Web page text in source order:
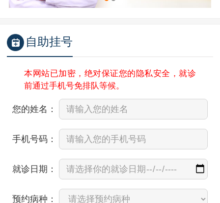
自助挂号
本网站已加密，绝对保证您的隐私安全，就诊
前通过手机号免排队等候。
您的姓名：
手机号码：
就诊日期：
预约病种：